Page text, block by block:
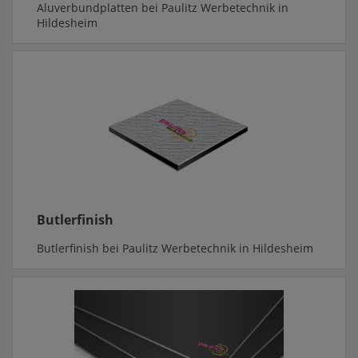
Aluverbundplatten bei Paulitz Werbetechnik in
Hildesheim
Butlerfinish
Butlerfinish bei Paulitz Werbetechnik in Hildesheim